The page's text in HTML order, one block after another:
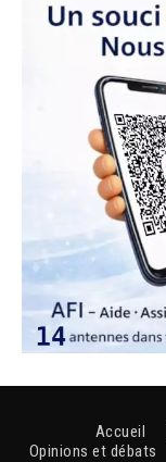
Accueil
Opinions et débats